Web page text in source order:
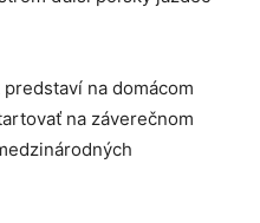
na domácom
na záverečnom